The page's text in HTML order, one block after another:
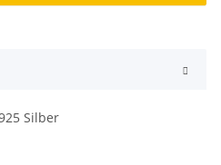
Silber